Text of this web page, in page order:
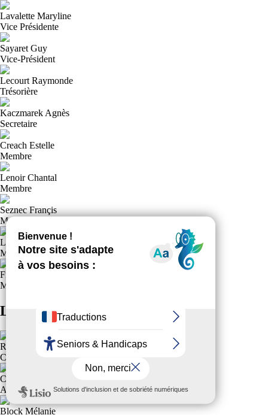
Lavalette Maryline
Vice Présidente
Sayaret Guy
Vice-Président
Lecourt Raymonde
Trésorière
Kaczmarek Agnès
Secretaire
Creach Estelle
Membre
Lenoir Chantal
Membre
Seznec Françis
Membre
Lerouge Patricia
Membre
Freger Philippe
Membre
L'équipe Technique Régionale
Regnier Arthur
Conseiller Technique Régional
Charrier Manon
Agent de Développement
Block Mélanie